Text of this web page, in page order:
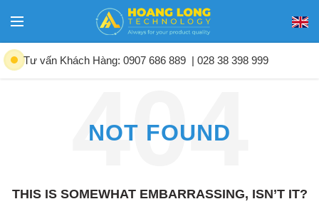
Tư vấn Khách Hàng: 0907 686 889 | 028 38 398 999
NOT FOUND
THIS IS SOMEWHAT EMBARRASSING, ISN’T IT?